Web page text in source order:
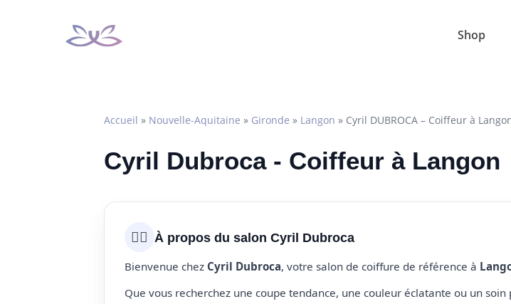
Shop
Accueil » Nouvelle-Aquitaine » Gironde » Langon » Cyril DUBROCA – Coiffeur à
Cyril Dubroca - Coiffeur à Langon
💇‍♀️ À propos du salon Cyril Dubroca
Bienvenue chez Cyril Dubroca, votre salon de coiffure de référence à
Que vous recherchez une coupe tendance, une couleur éclatante ou un